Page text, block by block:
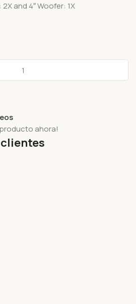
and 4″ Woofer: 1X
ahora!
clientes